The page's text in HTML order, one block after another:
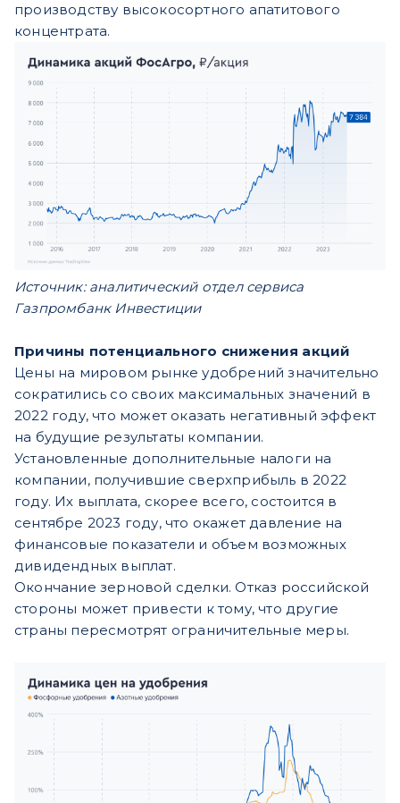
производству высокосортного апатитового
концентрата.
Источник: аналитический отдел сервиса
Газпромбанк Инвестиции
Причины потенциального снижения акций
Цены на мировом рынке удобрений значительно
сократились со своих максимальных значений в
2022 году, что может оказать негативный эффект
на будущие результаты компании.
Установленные дополнительные налоги на
компании, получившие сверхприбыль в 2022
году. Их выплата, скорее всего, состоится в
сентябре 2023 году, что окажет давление на
финансовые показатели и объем возможных
дивидендных выплат.
Окончание зерновой сделки. Отказ российской
стороны может привести к тому, что другие
страны пересмотрят ограничительные меры.